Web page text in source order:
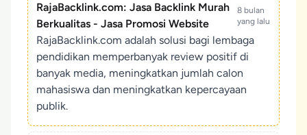
RajaBacklink.com: Jasa Backlink Murah
Berkualitas - Jasa Promosi Website
8 bulan
yang lalu
RajaBacklink.com adalah solusi bagi lembaga
pendidikan memperbanyak review positif di
banyak media, meningkatkan jumlah calon
mahasiswa dan meningkatkan kepercayaan
publik.